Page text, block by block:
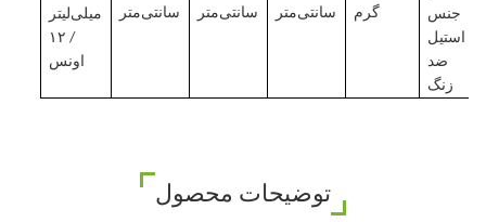
میلی‌لیتر
/ ۱۲
اونس
سانتی‌متر
سانتی‌متر
سانتی‌متر
گرم
جنس
استیل
ضد
زنگ
توضیحات محصول